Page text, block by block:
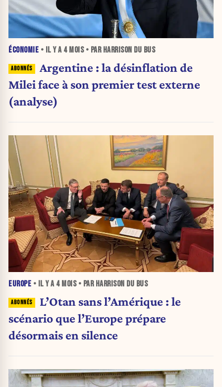
ÉCONOMIE • IL Y A 4 MOIS• PAR HARRISON DU BUS
Argentine : la désinflation de
Milei face à son premier test externe
(analyse)
EUROPE • IL Y A 4 MOIS• PAR HARRISON DU BUS
L’Otan sans l’Amérique : le
scénario que l’Europe prépare
désormais en silence